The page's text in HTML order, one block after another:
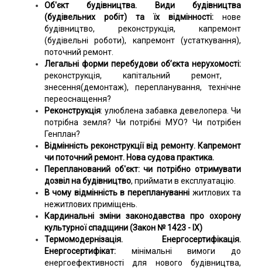
Об'єкт будівництва. Види будівництва
(будівельних робіт) та їх відмінності: нове
будівництво, реконструкція, капремонт
(будівельні роботи), капремонт (устаткування),
поточний ремонт.
Легальні форми перебудови об’єкта нерухомості:
реконструкція, капітальний ремонт,
знесення(демонтаж), перепланування, технічне
переоснащення?
Реконструкція: улюблена забавка девелопера. Чи
потрібна земля? Чи потрібні МУО? Чи потрібен
Генплан?
Відмінність реконструкції від ремонту. Капремонт
чи поточний ремонт. Нова судова практика.
Перепланований об'єкт: чи потрібно отримувати
дозвілна будівництво, приймати в експлуатацію.
В чому відмінність в переплануванні житлових та
нежитлових приміщень.
Кардинальні зміни законодавства про охорону
культурної спадщини (Закон № 1423 - IX)
Термомодернізація. Енергосертифікація.
Енергосертифікат: мінімальні вимоги до
енергоефективності для нового будівництва,